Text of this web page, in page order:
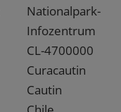
Nationalpark-
Infozentrum
CL-4700000
Curacautin
Cautin